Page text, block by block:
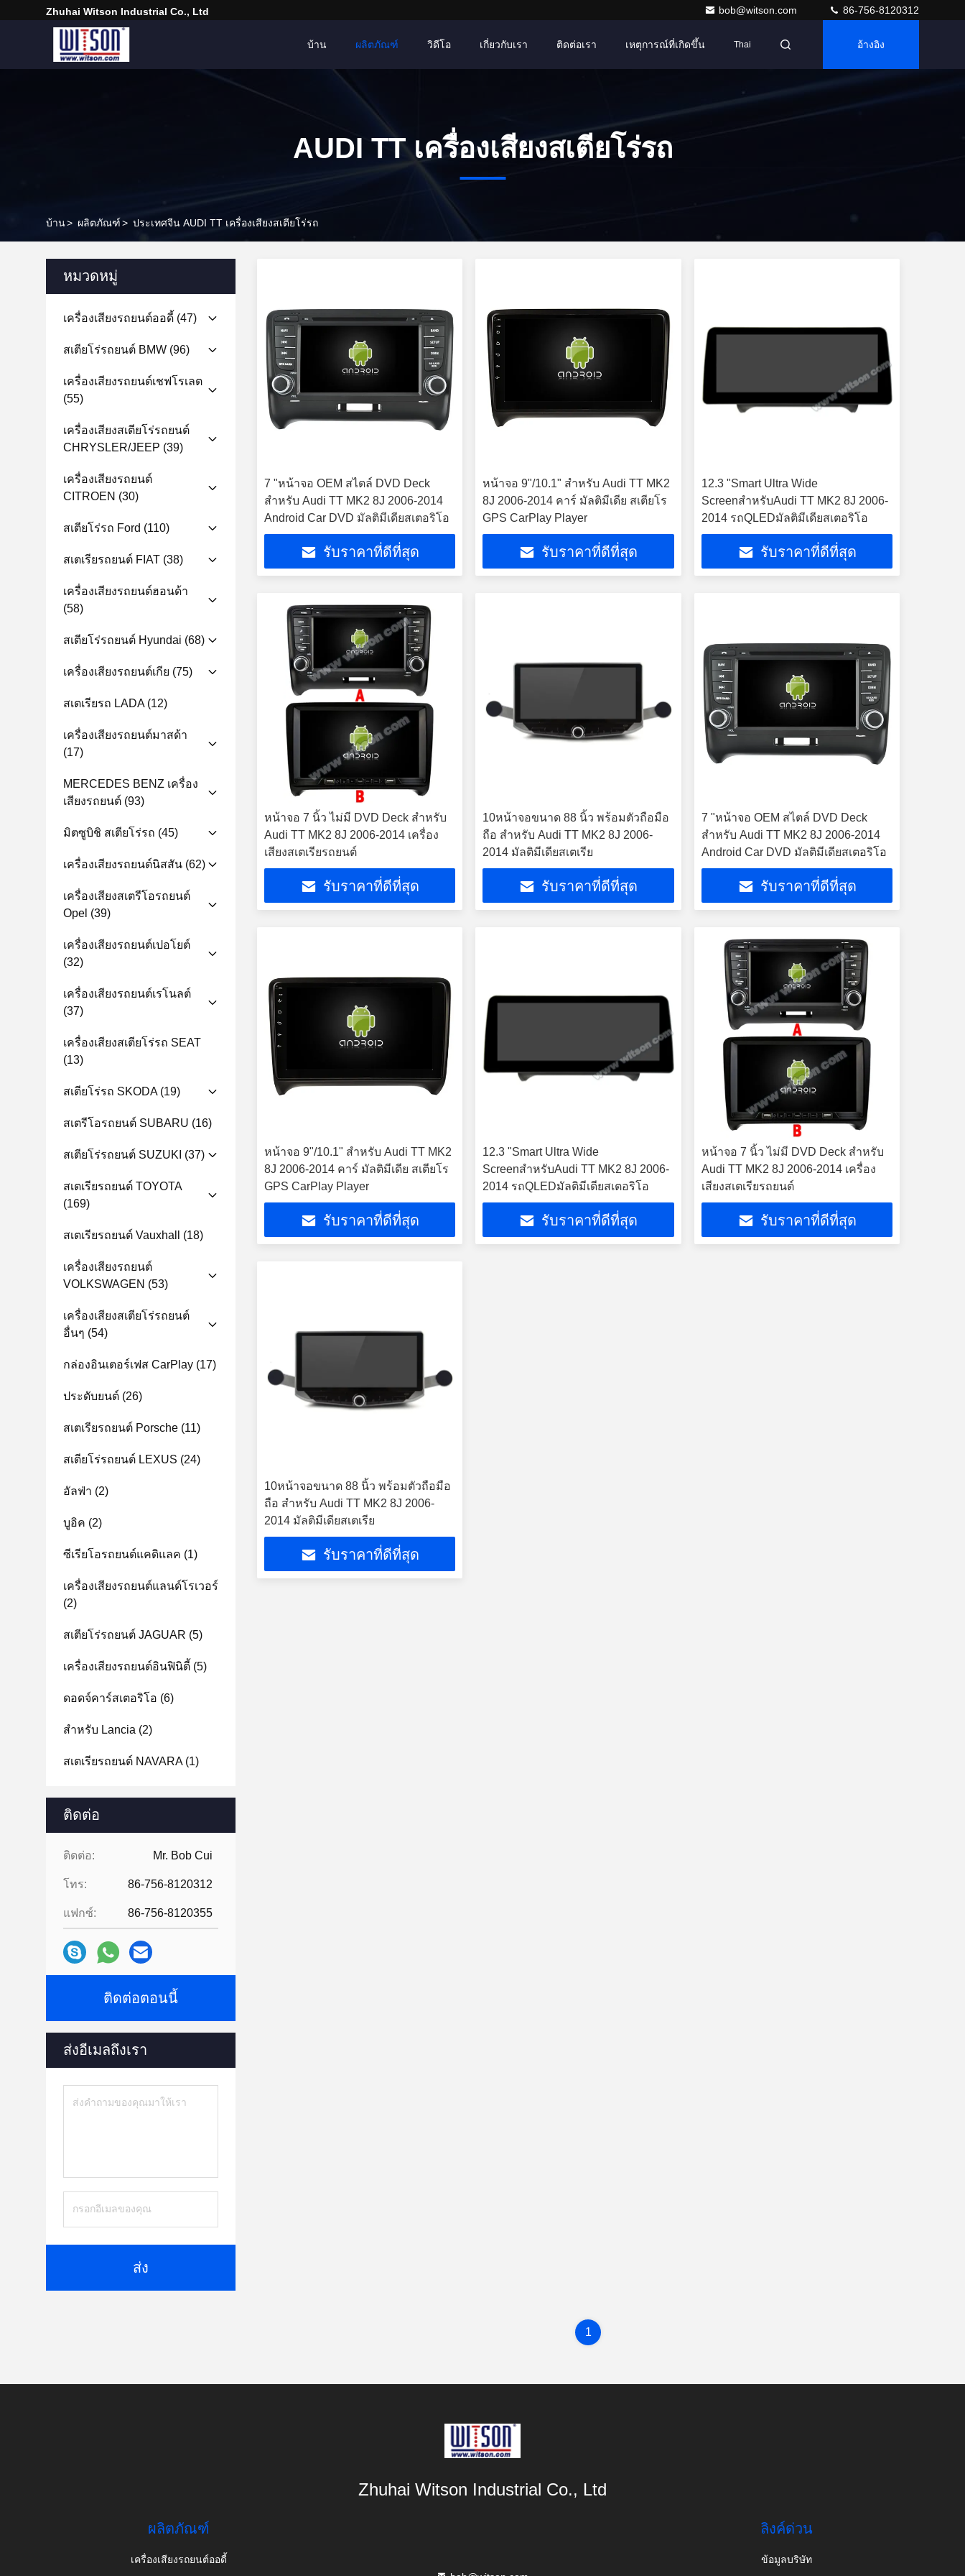
Zhuhai Witson Industrial Co., Ltd bob@witson.com 86-756-8120312
บ้าน ผลิตภัณฑ์ วิดีโอ เกี่ยวกับเรา ติดต่อเรา เหตุการณ์ที่เกิดขึ้น Thai อ้างอิง
AUDI TT เครื่องเสียงสเตียโร่รถ
บ้าน> ผลิตภัณฑ์> ประเทศจีน AUDI TT เครื่องเสียงสเตียโร่รถ
หมวดหมู่
เครื่องเสียงรถยนต์ออดี้ (47)
สเตียโร่รถยนต์ BMW (96)
เครื่องเสียงรถยนต์เชฟโรเลต
(55)
เครื่องเสียงสเตียโร่รถยนต์
CHRYSLER/JEEP (39)
เครื่องเสียงรถยนต์
CITROEN (30)
สเตียโร่รถ Ford (110)
สเตเรียรถยนต์ FIAT (38)
เครื่องเสียงรถยนต์ฮอนด้า
(58)
สเตียโร่รถยนต์ Hyundai (68)
เครื่องเสียงรถยนต์เกีย (75)
สเตเรียรถ LADA(12)
เครื่องเสียงรถยนต์มาสด้า
(17)
MERCEDES BENZ เครื่อง
เสียงรถยนต์ (93)
มิตซูบิชิ สเตียโร่รถ (45)
เครื่องเสียงรถยนต์นิสสัน (62)
เครื่องเสียงสเตรีโอรถยนต์
Opel (39)
เครื่องเสียงรถยนต์เปอโยต์
(32)
เครื่องเสียงรถยนต์เรโนลต์
(37)
เครื่องเสียงสเตียโร่รถ SEAT
(13)
สเตียโร่รถ SKODA(19)
สเตรีโอรถยนต์ SUBARU (16)
สเตียโร่รถยนต์ SUZUKI (37)
สเตเรียรถยนต์ TOYOTA
(169)
สเตเรียรถยนต์ Vauxhall (18)
เครื่องเสียงรถยนต์
VOLKSWAGEN (53)
เครื่องเสียงสเตียโร่รถยนต์
อื่นๆ (54)
กล่องอินเตอร์เฟส CarPlay (17)
ประดับยนต์ (26)
สเตเรียรถยนต์ Porsche (11)
สเตียโร่รถยนต์ LEXUS (24)
อัลฟ่า (2)
บูอิค (2)
ซีเรียโอรถยนต์แคดิแลค (1)
เครื่องเสียงรถยนต์แลนด์โรเวอร์
(2)
สเตียโร่รถยนต์ JAGUAR (5)
เครื่องเสียงรถยนต์อินฟินิตี้ (5)
ดอดจ์คาร์สเตอริโอ (6)
สําหรับ Lancia (2)
สเตเรียรถยนต์ NAVARA(1)
ติดต่อ
ติดต่อ: Mr. Bob Cui
โทร: 86-756-8120312
แฟกซ์: 86-756-8120355
ติดต่อตอนนี้
ส่งอีเมลถึงเรา
ส่ง
7 "หน้าจอ OEM สไตล์ DVD Deck
สำหรับ Audi TT MK2 8J 2006-2014
Android Car DVD มัลติมีเดียสเตอริโอ
รับราคาที่ดีที่สุด
หน้าจอ 9"/10.1" สําหรับ Audi TT MK2
8J 2006-2014 คาร์ มัลติมีเดีย สเตียโร
GPS CarPlay Player
รับราคาที่ดีที่สุด
12.3 "Smart Ultra Wide
ScreenสำหรับAudi TT MK2 8J 2006-
2014 รถQLEDมัลติมีเดียสเตอริโอ
รับราคาที่ดีที่สุด
หน้าจอ 7 นิ้ว ไม่มี DVD Deck สําหรับ
Audi TT MK2 8J 2006-2014 เครื่อง
เสียงสเตเรียรถยนต์
รับราคาที่ดีที่สุด
10หน้าจอขนาด 88 นิ้ว พร้อมตัวถือมือ
ถือ สําหรับ Audi TT MK2 8J 2006-
2014 มัลติมีเดียสเตเรีย
รับราคาที่ดีที่สุด
7 "หน้าจอ OEM สไตล์ DVD Deck
สำหรับ Audi TT MK2 8J 2006-2014
Android Car DVD มัลติมีเดียสเตอริโอ
รับราคาที่ดีที่สุด
หน้าจอ 9"/10.1" สําหรับ Audi TT MK2
8J 2006-2014 คาร์ มัลติมีเดีย สเตียโร
GPS CarPlay Player
รับราคาที่ดีที่สุด
12.3 "Smart Ultra Wide
ScreenสำหรับAudi TT MK2 8J 2006-
2014 รถQLEDมัลติมีเดียสเตอริโอ
รับราคาที่ดีที่สุด
หน้าจอ 7 นิ้ว ไม่มี DVD Deck สําหรับ
Audi TT MK2 8J 2006-2014 เครื่อง
เสียงสเตเรียรถยนต์
รับราคาที่ดีที่สุด
10หน้าจอขนาด 88 นิ้ว พร้อมตัวถือมือ
ถือ สําหรับ Audi TT MK2 8J 2006-
2014 มัลติมีเดียสเตเรีย
รับราคาที่ดีที่สุด
1
Zhuhai Witson Industrial Co., Ltd
ผลิตภัณฑ์
เครื่องเสียงรถยนต์ออดี้
ลิงค์ด่วน
ข้อมูลบริษัท